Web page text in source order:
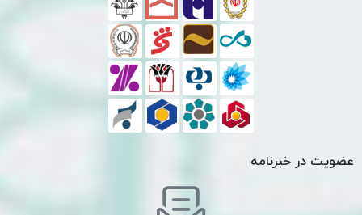
عضویت در خبرنامه